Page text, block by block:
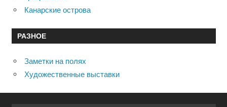
Канарские острова
РАЗНОЕ
Заметки на полях
Художественные выставки